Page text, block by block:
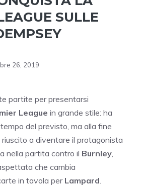
SULLE
26, 2019
partite per presentarsi
League in grande stile: ha
del previsto, ma alla fine
riuscito a diventare il protagonista
nella partita contro il Burnley,
che cambia
in tavola per Lampard.